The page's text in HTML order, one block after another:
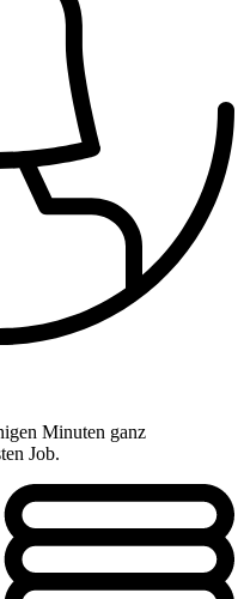
Minuten ganz
Job.